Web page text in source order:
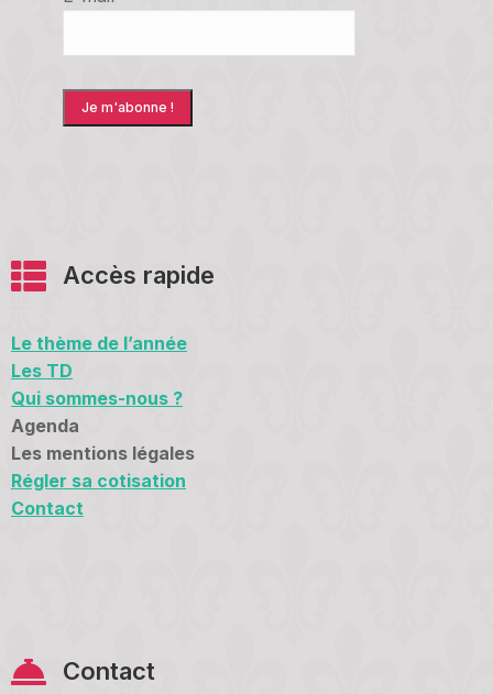
Accès rapide
Le thème de l’année
Les TD
Qui sommes-nous ?
Agenda
Les mentions légales
Régler sa cotisation
Contact
Contact